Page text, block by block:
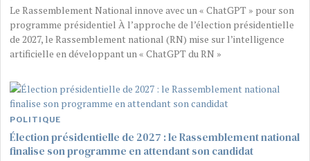
Le Rassemblement National innove avec un « ChatGPT » pour son
programme présidentiel À l’approche de l’élection présidentielle
de 2027, le Rassemblement national (RN) mise sur l’intelligence
artificielle en développant un « ChatGPT du RN »
POLITIQUE
Élection présidentielle de 2027 : le Rassemblement national
finalise son programme en attendant son candidat